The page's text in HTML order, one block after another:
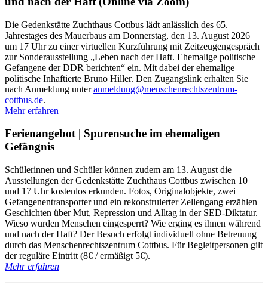
Die Gedenkstätte Zuchthaus Cottbus lädt anlässlich des 65.
Jahrestages des Mauerbaus am Donnerstag, den 13. August 2026
um 17 Uhr zu einer virtuellen Kurzführung mit Zeitzeugengespräch
zur Sonderausstellung „Leben nach der Haft. Ehemalige politische
Gefangene der DDR berichten“ ein. Mit dabei der ehemalige
politische Inhaftierte Bruno Hiller. Den Zugangslink erhalten Sie
nach Anmeldung unteranmeldung@menschenrechtszentrum-
cottbus.de.
Mehr erfahren
Ferienangebot | Spurensuche im ehemaligen
Gefängnis
Schülerinnen und Schüler können zudem am 13. August die
Ausstellungen der Gedenkstätte Zuchthaus Cottbus zwischen 10
und 17 Uhr kostenlos erkunden. Fotos, Originalobjekte, zwei
Gefangenentransporter und ein rekonstruierter Zellengang erzählen
Geschichten über Mut, Repression und Alltag in der SED-Diktatur.
Wieso wurden Menschen eingesperrt? Wie erging es ihnen während
und nach der Haft? Der Besuch erfolgt individuell ohne Betreuung
durch das Menschenrechtszentrum Cottbus. Für Begleitpersonen gilt
der reguläre Eintritt (8€ / ermäßigt 5€).
Mehr erfahren